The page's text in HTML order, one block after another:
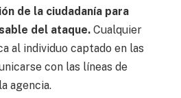
de la ciudadanía para
del ataque. Cualquier
al individuo captado en las
con las líneas de
agencia.